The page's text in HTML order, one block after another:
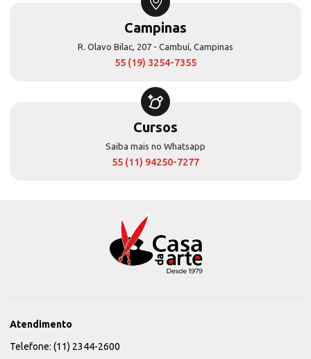
Campinas
R. Olavo Bilac, 207 - Cambuí, Campinas
55 (19) 3254-7355
Cursos
Saiba mais no Whatsapp
55 (11) 94250-7277
Atendimento
Telefone: (11) 2344-2600